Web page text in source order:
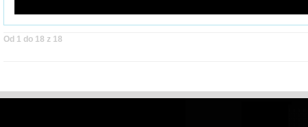
Od 1 do 18 z 18